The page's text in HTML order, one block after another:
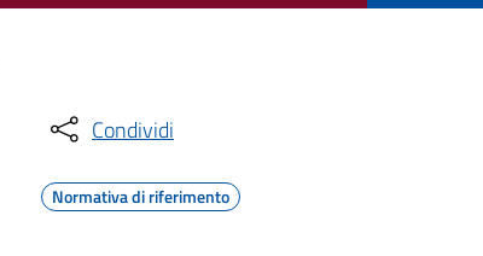
Condividi
Normativa di riferimento